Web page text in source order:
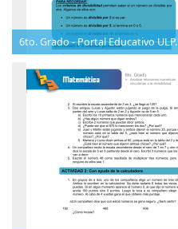
6to. Grado - Portal Educativo ULP.